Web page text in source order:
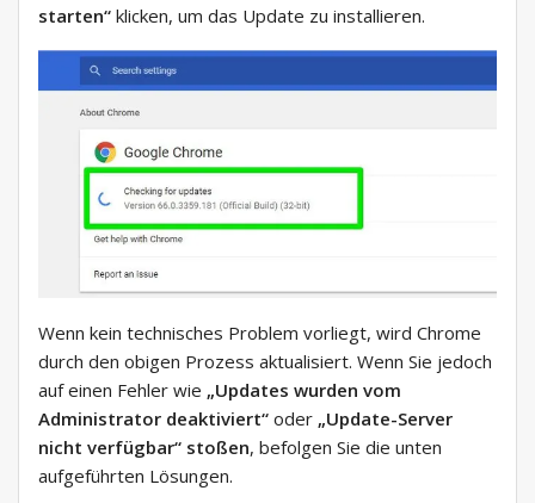
starten“ klicken, um das Update zu installieren.
Wenn kein technisches Problem vorliegt, wird Chrome
durch den obigen Prozess aktualisiert. Wenn Sie jedoch
auf einen Fehler wie „Updates wurden vom
Administrator deaktiviert“ oder „Update-Server
nicht verfügbar“ stoßen, befolgen Sie die unten
aufgeführten Lösungen.